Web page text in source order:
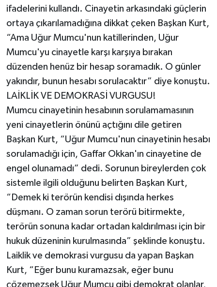
ifadelerini kullandı. Cinayetin arkasındaki güçlerin
ortaya çıkarılamadığına dikkat çeken Başkan Kurt,
“Ama Uğur Mumcu'nun katillerinden, Uğur
Mumcu'yu cinayetle karşı karşıya bırakan
düzenden henüz bir hesap soramadık. O günler
yakındır, bunun hesabı sorulacaktır” diye konuştu.
LAİKLİK VE DEMOKRASİ VURGUSU!
Mumcu cinayetinin hesabının sorulamamasının
yeni cinayetlerin önünü açtığını dile getiren
Başkan Kurt, “Uğur Mumcu'nun cinayetinin hesabı
sorulamadığı için, Gaffar Okkan'ın cinayetine de
engel olunamadı” dedi. Sorunun bireylerden çok
sistemle ilgili olduğunu belirten Başkan Kurt,
“Demek ki terörün kendisi dışında herkes
düşmanı. O zaman sorun terörü bitirmekte,
terörün sonuna kadar ortadan kaldırılması için bir
hukuk düzeninin kurulmasında” şeklinde konuştu.
Laiklik ve demokrasi vurgusu da yapan Başkan
Kurt, “Eğer bunu kuramazsak, eğer bunu
çözemezsek Uğur Mumcu gibi demokrat olanlar,